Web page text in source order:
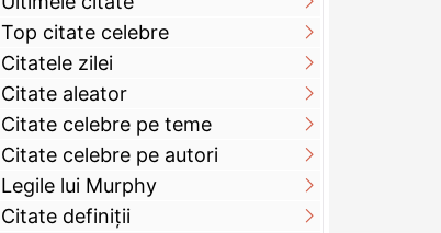
Top citate celebre
Citatele zilei
Citate aleator
Citate celebre pe teme
Citate celebre pe autori
Legile lui Murphy
Citate definiţii